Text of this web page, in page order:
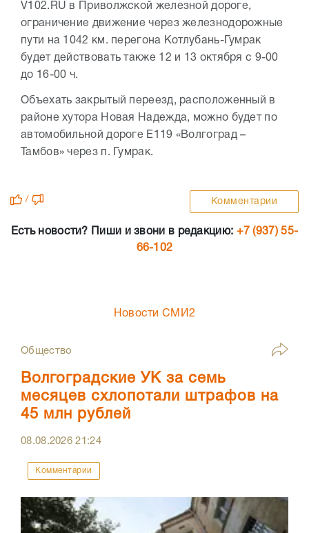
V102.RU в Приволжской железной дороге,
ограничение движение через железнодорожные
пути на 1042 км. перегона Котлубань-Гумрак
будет действовать также 12 и 13 октября с 9-00
до 16-00 ч.
Объехать закрытый переезд, расположенный в
районе хутора Новая Надежда, можно будет по
автомобильной дороге Е119 «Волгоград –
Тамбов» через п. Гумрак.
/ Комментарии
Есть новости? Пиши и звони в редакцию: +7 (937) 55-
66-102
Новости СМИ2
Общество
Волгоградские УК за семь
месяцев схлопотали штрафов на
45 млн рублей
08.08.202621:24
Комментарии